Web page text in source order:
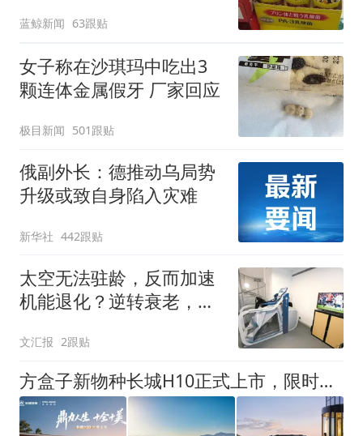
蓝鲸新闻 63跟贴
女子称在沙琪玛中吃出3
颗连体金属假牙 厂家回应
极目新闻 501跟贴
俄副外长：德推动乌局势
升级或致自身陷入灾难
新华社 442跟贴
太空无法驻龄，反而加速
机能退化？逆转衰老，航
文汇报 2跟贴
方盒子新物种长城H10正式上市，限时换新价20.18万元起